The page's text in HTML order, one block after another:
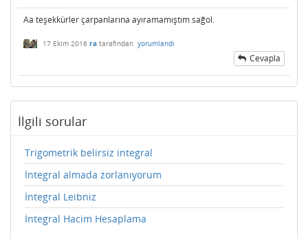
Aa teşekkürler çarpanlarına ayıramamıştım sağol.
17 Ekim 2016 ra tarafından yorumlandı
Cevapla
İlgili sorular
Trigometrik belirsiz integral
İntegral almada zorlanıyorum
İntegral Leibniz
İntegral Hacim Hesaplama